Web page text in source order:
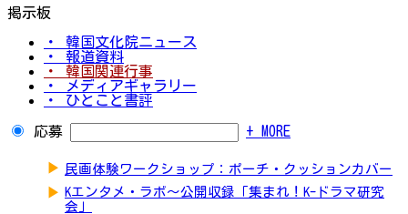
掲示板
・ 韓国文化院ニュース
・ 報道資料
・ 韓国関連行事
・ メディアギャラリー
・ ひとこと書評
応募 + MORE
▶ 民画体験ワークショップ：ポーチ・クッションカバー
▶ Kエンタメ・ラボ～公開収録「集まれ！K-ドラマ研究
会」